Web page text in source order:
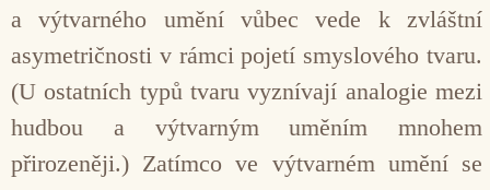
a výtvarného umění vůbec vede k zvláštní
asymetričnosti v rámci pojetí smyslového tvaru.
(U ostatních typů tvaru vyznívají analogie mezi
hudbou a výtvarným uměním mnohem
přirozeněji.) Zatímco ve výtvarném umění se